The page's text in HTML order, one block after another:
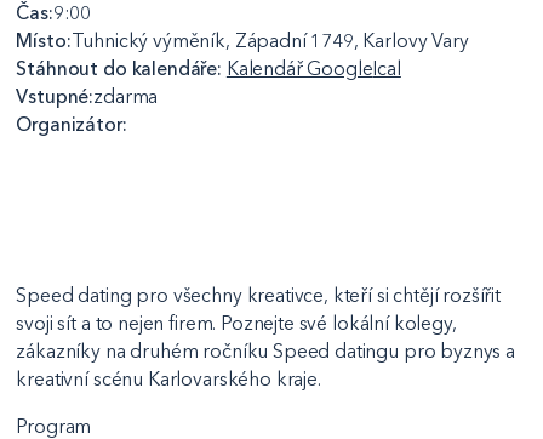
Čas:9:00
Místo:Tuhnický výměník, Západní 1749, Karlovy Vary
Stáhnout do kalendáře: Kalendář GoogleIcal
Vstupné:zdarma
Organizátor:
Speed dating pro všechny kreativce, kteří si chtějí rozšířit
svoji sít a to nejen firem. Poznejte své lokální kolegy,
zákazníky na druhém ročníku Speed datingu pro byznys a
kreativní scénu Karlovarského kraje.
Program